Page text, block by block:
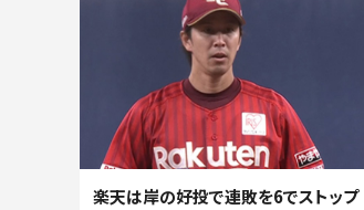
楽天は岸の好投で連敗を6でストップ